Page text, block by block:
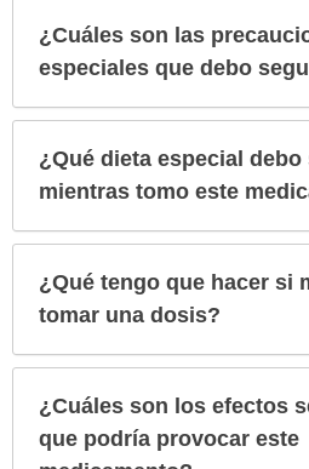
¿Cuáles son las
especiales que debo
¿Qué dieta especial debo
mientras tomo este
¿Qué tengo que hacer si
tomar una dosis?
¿Cuáles son los efectos
que podría provocar este